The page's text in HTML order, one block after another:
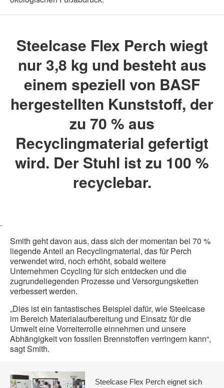
Steelcase Flex Perch wiegt
nur 3,8 kg und besteht aus
einem speziell von BASF
hergestellten Kunststoff, der
zu 70 % aus
Recyclingmaterial gefertigt
wird. Der Stuhl ist zu 100 %
recyclebar.
.
Smith geht davon aus, dass sich der momentan bei 70 %
liegende Anteil an Recyclingmaterial, das für Perch
verwendet wird, noch erhöht, sobald weitere
Unternehmen Ccycling für sich entdecken und die
zugrundeliegenden Prozesse und Versorgungsketten
verbessert werden.
„Dies ist ein fantastisches Beispiel dafür, wie Steelcase
im Bereich Materialaufbereitung und Einsatz für die
Umwelt eine Vorreiterrolle einnehmen und unsere
Abhängigkeit von fossilen Brennstoffen verringern kann“,
sagt Smith.
Steelcase Flex Perch eignet sich